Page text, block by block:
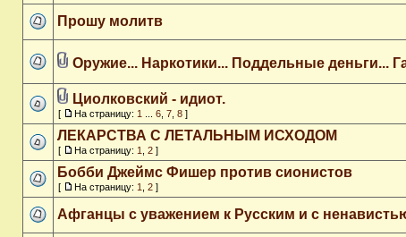
Прошу молитв
Оружие... Наркотики... Поддельные деньги...
Циолковский - идиот.
[ На страницу: 1 6 7 8 ]
ЛЕКАРСТВА С ЛЕТАЛЬНЫМ ИСХОДОМ
[ На страницу: 1 2 ]
Бобби Джеймс Фишер против сионистов
[ На страницу: 1 2 ]
Афганцы c уважением к Русским и с